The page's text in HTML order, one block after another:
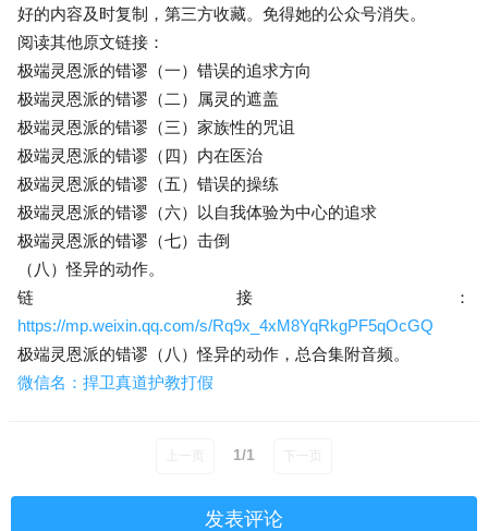
好的内容及时复制，第三方收藏。免得她的公众号消失。
阅读其他原文链接：
极端灵恩派的错谬（一）错误的追求方向
极端灵恩派的错谬（二）属灵的遮盖
极端灵恩派的错谬（三）家族性的咒诅
极端灵恩派的错谬（四）内在医治
极端灵恩派的错谬（五）错误的操练
极端灵恩派的错谬（六）以自我体验为中心的追求
极端灵恩派的错谬（七）击倒
（八）怪异的动作。
链接：
https://mp.weixin.qq.com/s/Rq9x_4xM8YqRkgPF5qOcGQ
极端灵恩派的错谬（八）怪异的动作，总合集附音频。
微信名：捍卫真道护教打假
1/1
发表评论